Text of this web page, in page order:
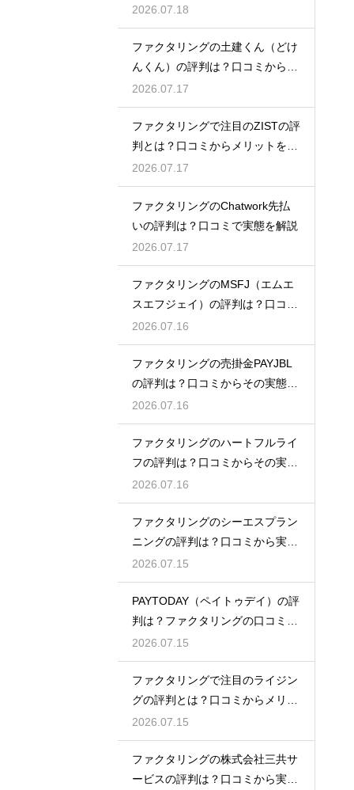
ミ検証
2026.07.18
ファクタリングの土建くん（どけ
んくん）の評判は？口コミから実
態を徹底解説
2026.07.17
ファクタリングで注目のZISTの評
判とは？口コミからメリットを徹
底解説
2026.07.17
ファクタリングのChatwork先払
いの評判は？口コミで実態を解説
2026.07.17
ファクタリングのMSFJ（エムエ
スエフジェイ）の評判は？口コミ
から検証
2026.07.16
ファクタリングの売掛金PAYJBL
の評判は？口コミからその実態を
徹底解説
2026.07.16
ファクタリングのハートフルライ
フの評判は？口コミからその実態
を徹底解説
2026.07.16
ファクタリングのシーエスプラン
ニングの評判は？口コミから実態
を徹底解説
2026.07.15
PAYTODAY（ペイトゥデイ）の評
判は？ファクタリングの口コミ検
証
2026.07.15
ファクタリングで注目のライジン
グの評判とは？口コミからメリッ
トを徹底解説
2026.07.15
ファクタリングの株式会社三共サ
ービスの評判は？口コミから実態